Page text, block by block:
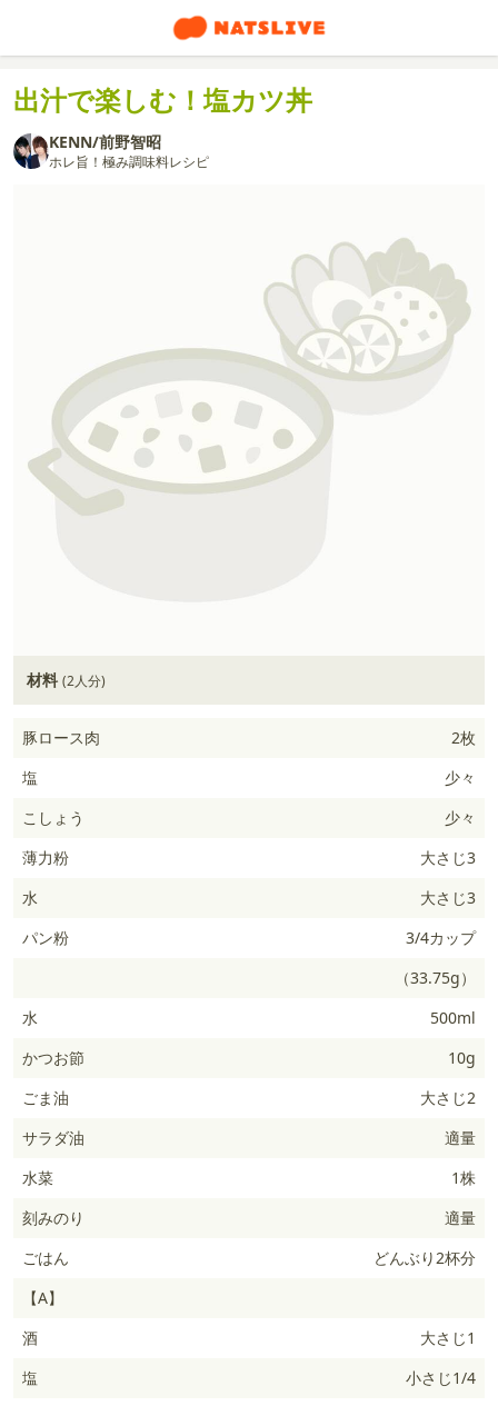
出汁で楽しむ！塩カツ丼
KENN/前野智昭
ホレ旨！極み調味料レシピ
材料 (2人分)
豚ロース肉
2枚
塩
少々
こしょう
少々
薄力粉
大さじ3
水
大さじ3
パン粉
3/4カップ
（33.75g）
水
500ml
かつお節
10g
ごま油
大さじ2
サラダ油
適量
水菜
1株
刻みのり
適量
ごはん
どんぶり2杯分
【A】
酒
大さじ1
塩
小さじ1/4